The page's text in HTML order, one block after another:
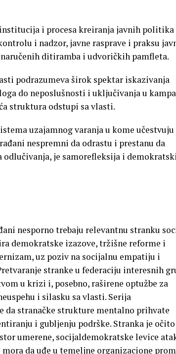
i procesa kreiranja javnih politika
i nadzor, javne rasprave i praksu
ditiramba i udvoričkih pamfleta.
podrazumeva širok spektar iskazivanja
do neposlušnosti i uključivanja u
struktura odstupi sa vlasti.
uzajamnog varanja u kome učestvuju
nespremni da odrastu i prestanu da
je samorefleksija i
nesporno trebaju relevantnu stranku
demokratske izazove, tržišne reforme i
uz poziv na socijalnu empatiju i
stranke u federaciju interesnih
u krizi i, posebno, raširene optužbe za
i silasku sa vlasti. Serija
da stranačke strukture mentalno prihvate
i gubljenju podrške. Stranka je očito
umerene, socijaldemokratske levice
da uđe u temeljne organizacione